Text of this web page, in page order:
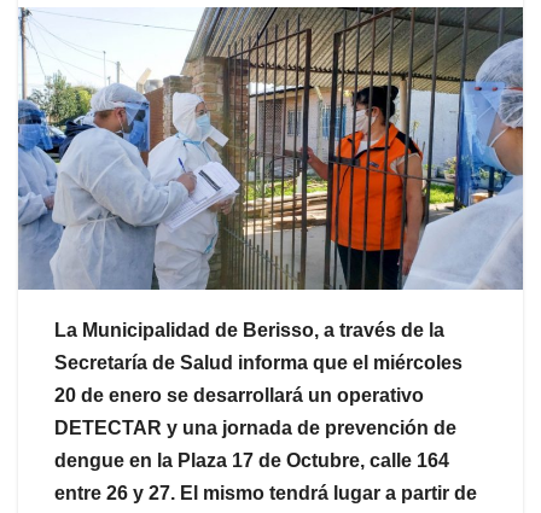
La Municipalidad de Berisso, a través de la
Secretaría de Salud informa que el miércoles
20 de enero se desarrollará un operativo
DETECTAR y una jornada de prevención de
dengue en la Plaza 17 de Octubre, calle 164
entre 26 y 27. El mismo tendrá lugar a partir de